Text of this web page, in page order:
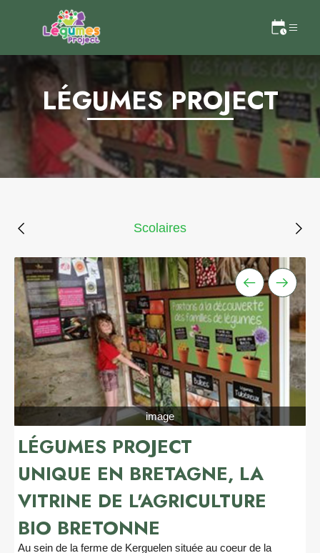
LÉGUMES PROJECT
Scolaires
image
LÉGUMES PROJECT
UNIQUE EN BRETAGNE, LA
VITRINE DE L'AGRICULTURE
BIO BRETONNE
Au sein de la ferme de Kerguelen située au coeur de la